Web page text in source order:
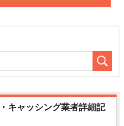
キャッシング業者詳細記